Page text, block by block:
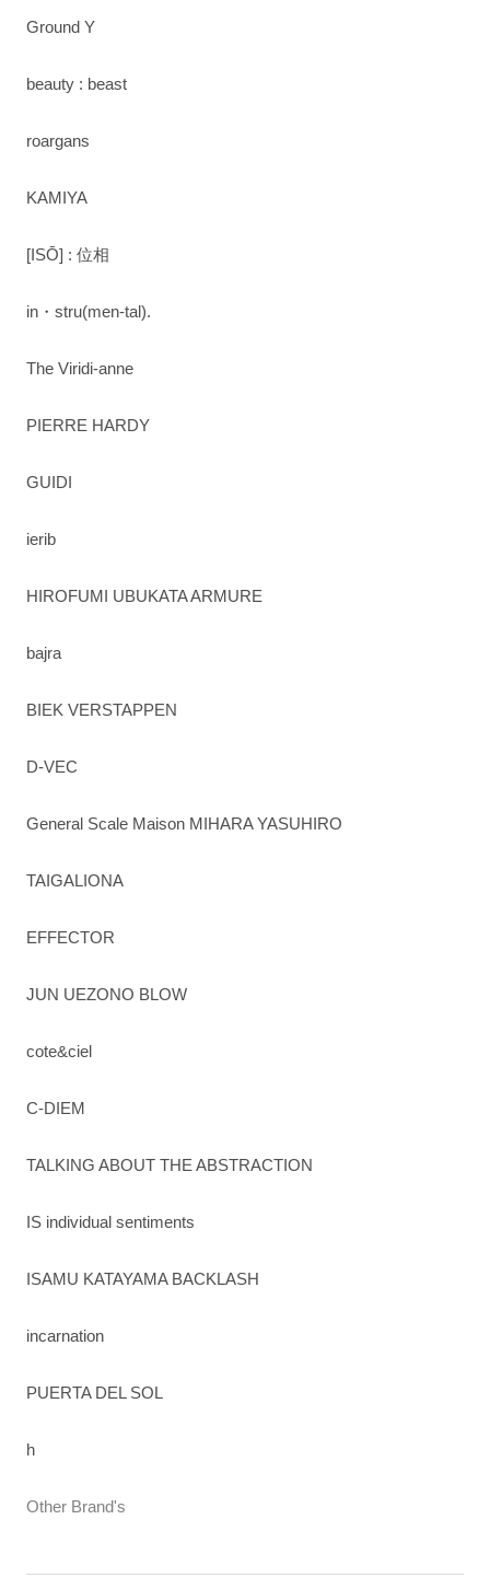
Ground Y
beauty : beast
roargans
KAMIYA
[ISŌ] : 位相
in・stru(men-tal).
The Viridi-anne
PIERRE HARDY
GUIDI
ierib
HIROFUMI UBUKATA ARMURE
bajra
BIEK VERSTAPPEN
D-VEC
General Scale Maison MIHARA YASUHIRO
TAIGALIONA
EFFECTOR
JUN UEZONO BLOW
cote&ciel
C-DIEM
TALKING ABOUT THE ABSTRACTION
IS individual sentiments
ISAMU KATAYAMA BACKLASH
incarnation
PUERTA DEL SOL
h
Other Brand's